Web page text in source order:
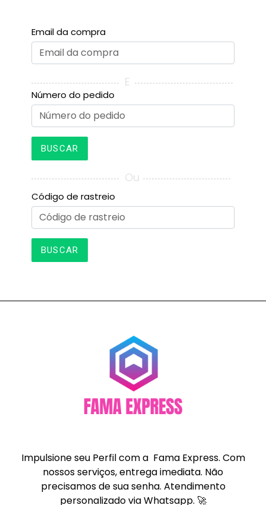
Email da compra
E
Número do pedido
BUSCAR
Ou
Código de rastreio
BUSCAR
Impulsione seu Perfil com a Fama Express. Com
nossos serviços, entrega imediata. Não
precisamos de sua senha. Atendimento
personalizado via Whatsapp. 🚀